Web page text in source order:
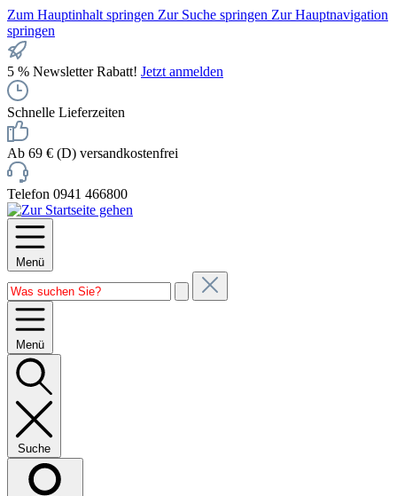
Zum Hauptinhalt springen Zur Suche springen Zur Hauptnavigation
springen
5 % Newsletter Rabatt! Jetzt anmelden
Schnelle Lieferzeiten
Ab 69 € (D) versandkostenfrei
Telefon 0941 466800
Menü
Menü
Suche